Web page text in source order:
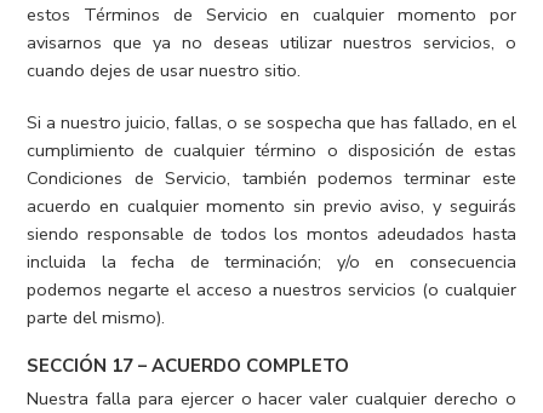
estos Términos de Servicio en cualquier momento por
avisarnos que ya no deseas utilizar nuestros servicios, o
cuando dejes de usar nuestro sitio.
Si a nuestro juicio, fallas, o se sospecha que has fallado, en el
cumplimiento de cualquier término o disposición de estas
Condiciones de Servicio, también podemos terminar este
acuerdo en cualquier momento sin previo aviso, y seguirás
siendo responsable de todos los montos adeudados hasta
incluida la fecha de terminación; y/o en consecuencia
podemos negarte el acceso a nuestros servicios (o cualquier
parte del mismo).
SECCIÓN 17 – ACUERDO COMPLETO
Nuestra falla para ejercer o hacer valer cualquier derecho o